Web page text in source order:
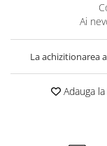
Ai
La achizitionarea
Adauga la